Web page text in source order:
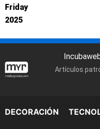
Friday
2025
Artículos
DECORACIÓN